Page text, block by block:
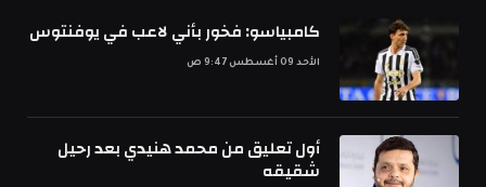
كامبياسو: فخور بأني لاعب في يوفنتوس
الأحد 09 أغسطس 9:47 ص
أول تعليق من محمد هنيدي بعد رحيل
شقيقه